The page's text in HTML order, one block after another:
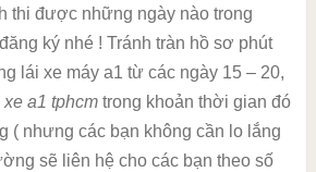
thi được những ngày nào trong
ký nhé ! Tránh tràn hồ sơ phút
lái xe máy a1 từ các ngày 15 – 20,
a1 tphcmtrong khoản thời gian đó
( nhưng các bạn không cần lo lắng
sẽ liên hệ cho các bạn theo số